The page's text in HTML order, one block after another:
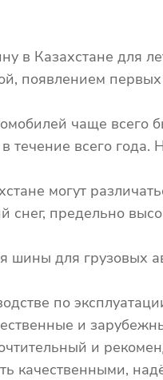
в Казахстане
появлением
чаще
всего
могут
снег, предельно
для грузовых
по
и
и
качественными,